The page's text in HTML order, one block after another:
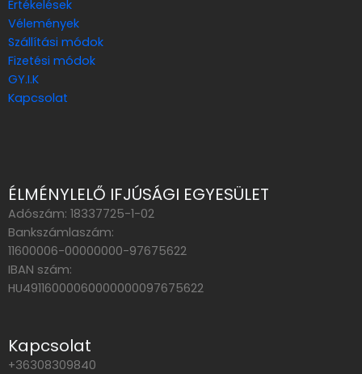
Értékelések
Vélemények
Szállítási módok
Fizetési módok
GY.I.K
Kapcsolat
ÉLMÉNYLELŐ IFJÚSÁGI EGYESÜLET
Adószám: 18337725-1-02
Bankszámlaszám:
11600006-00000000-97675622
IBAN szám:
HU49116000060000000097675622
Kapcsolat
+36308309840